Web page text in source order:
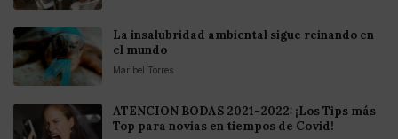
La insalubridad ambiental sigue reinando en
el mundo
Maribel Torres
ATENCION BODAS 2021-2022: ¡Los Tips más
Top para novias en tiempos de Covid!